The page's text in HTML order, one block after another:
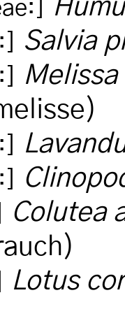
Salvia
Colutea
Lotus